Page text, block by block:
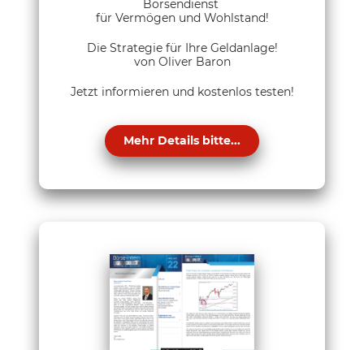
Börsendienst
für Vermögen und Wohlstand!
Die Strategie für Ihre Geldanlage!
von Oliver Baron
Jetzt informieren und kostenlos testen!
Mehr Details bitte...